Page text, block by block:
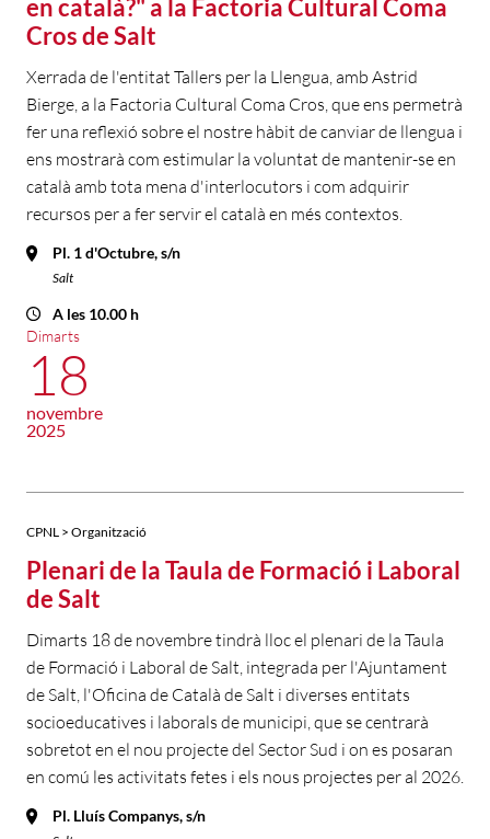
en català?" a la Factoria Cultural Coma
Cros de Salt
Xerrada de l'entitat Tallers per la Llengua, amb Astrid
Bierge, a la Factoria Cultural Coma Cros, que ens permetrà
fer una reflexió sobre el nostre hàbit de canviar de llengua i
ens mostrarà com estimular la voluntat de mantenir-se en
català amb tota mena d'interlocutors i com adquirir
recursos per a fer servir el català en més contextos.
Pl. 1 d'Octubre, s/n
Salt
A les 10.00 h
Dimarts
18
novembre
2025
CPNL > Organització
Plenari de la Taula de Formació i Laboral
de Salt
Dimarts 18 de novembre tindrà lloc el plenari de la Taula
de Formació i Laboral de Salt, integrada per l'Ajuntament
de Salt, l'Oficina de Català de Salt i diverses entitats
socioeducatives i laborals de municipi, que se centrarà
sobretot en el nou projecte del Sector Sud i on es posaran
en comú les activitats fetes i els nous projectes per al 2026.
Pl. Lluís Companys, s/n